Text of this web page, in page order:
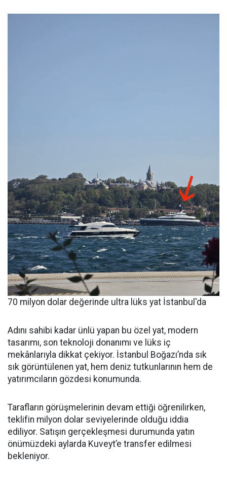
70 milyon dolar değerinde ultra lüks yat İstanbul'da
Adını sahibi kadar ünlü yapan bu özel yat, modern
tasarımı, son teknoloji donanımı ve lüks iç
mekânlarıyla dikkat çekiyor. İstanbul Boğazı’nda sık
sık görüntülenen yat, hem deniz tutkunlarının hem de
yatırımcıların gözdesi konumunda.
Tarafların görüşmelerinin devam ettiği öğrenilirken,
teklifin milyon dolar seviyelerinde olduğu iddia
ediliyor. Satışın gerçekleşmesi durumunda yatın
önümüzdeki aylarda Kuveyt’e transfer edilmesi
bekleniyor.